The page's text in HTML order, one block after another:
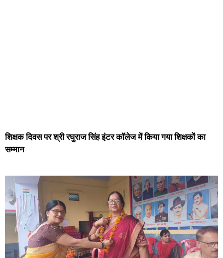
शिक्षक दिवस पर श्री रघुराज सिंह इंटर कॉलेज में किया गया शिक्षकों का
सम्मान